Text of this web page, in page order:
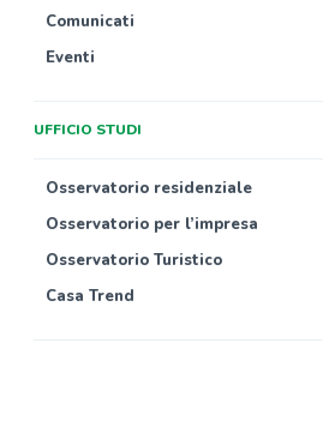
Comunicati
Eventi
UFFICIO STUDI
Osservatorio residenziale
Osservatorio per l’impresa
Osservatorio Turistico
Casa Trend